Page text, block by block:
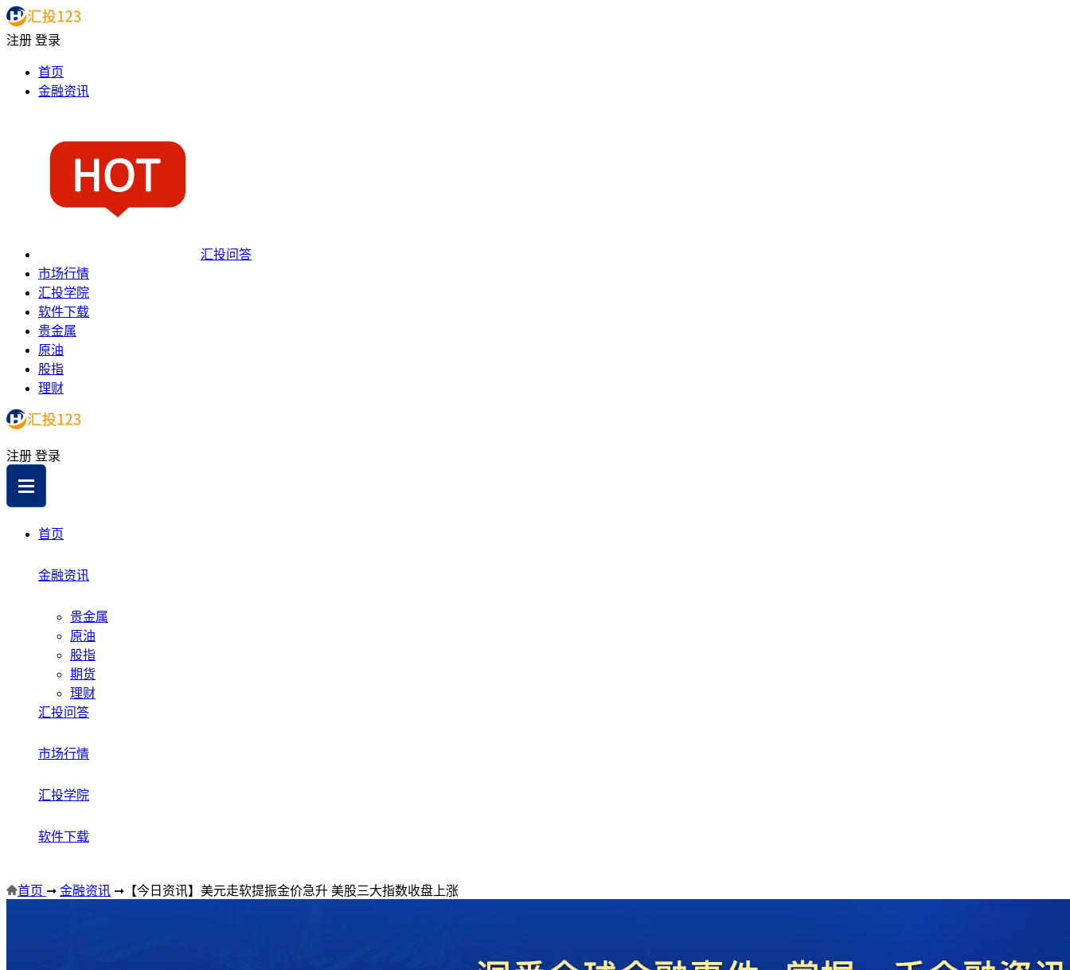
注册 登录
首页
金融资讯
汇投问答
市场行情
汇投学院
软件下载
贵金属
原油
股指
理财
注册 登录
首页
金融资讯
贵金属
原油
股指
期货
理财
汇投问答
市场行情
汇投学院
软件下载
首页 ➞ 金融资讯 ➞ 【今日资讯】美元走软提振金价急升 美股三大指数收盘上涨